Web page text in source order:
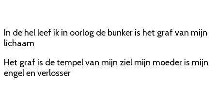
In de hel leef ik in oorlog de bunker is het graf van mijn
lichaam
Het graf is de tempel van mijn ziel mijn moeder is mijn
engel en verlosser